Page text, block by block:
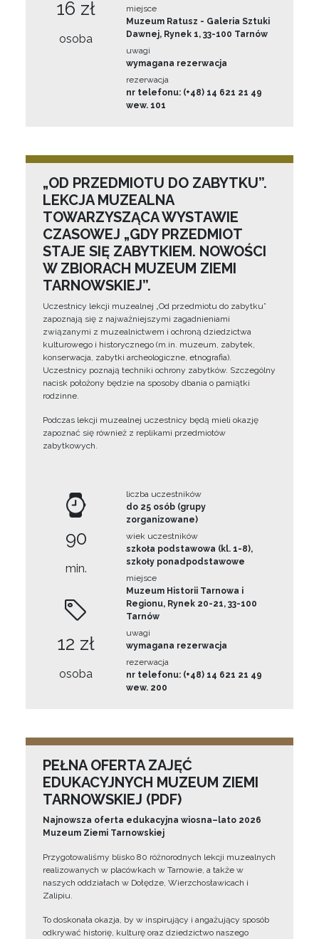
16 zł
osoba
miejsce
Muzeum Ratusz - Galeria Sztuki
Dawnej, Rynek 1, 33-100 Tarnów
uwagi
wymagana rezerwacja
rezerwacja
nr telefonu: (+48) 14 621 21 49
wew. 101
„OD PRZEDMIOTU DO ZABYTKU”.
LEKCJA MUZEALNA
TOWARZYSZĄCA WYSTAWIE
CZASOWEJ „GDY PRZEDMIOT
STAJE SIĘ ZABYTKIEM. NOWOŚCI
W ZBIORACH MUZEUM ZIEMI
TARNOWSKIEJ”.
Uczestnicy lekcji muzealnej „Od przedmiotu do zabytku”
zapoznają się z najważniejszymi zagadnieniami
związanymi z muzealnictwem i ochroną dziedzictwa
kulturowego i historycznego (m.in. muzeum, zabytek,
konserwacja, zabytki archeologiczne, etnografia).
Uczestnicy poznają techniki ochrony zabytków. Szczególny
nacisk położony będzie na sposoby dbania o pamiątki
rodzinne.
Podczas lekcji muzealnej uczestnicy będą mieli okazję
zapoznać się również z replikami przedmiotów
zabytkowych.
90
min.
12 zł
osoba
liczba uczestników
do 25 osób (grupy
zorganizowane)
wiek uczestników
szkoła podstawowa (kl. 1-8),
szkoły ponadpodstawowe
miejsce
Muzeum Historii Tarnowa i
Regionu, Rynek 20-21, 33-100
Tarnów
uwagi
wymagana rezerwacja
rezerwacja
nr telefonu: (+48) 14 621 21 49
wew. 200
PEŁNA OFERTA ZAJĘĆ
EDUKACYJNYCH MUZEUM ZIEMI
TARNOWSKIEJ (PDF)
Najnowsza oferta edukacyjna wiosna–lato 2026
Muzeum Ziemi Tarnowskiej
Przygotowaliśmy blisko 80 różnorodnych lekcji muzealnych
realizowanych w placówkach w Tarnowie, a także w
naszych oddziałach w Dołędze, Wierzchosławicach i
Zalipiu.
To doskonała okazja, by w inspirujący i angażujący sposób
odkrywać historię, kulturę oraz dziedzictwo naszego